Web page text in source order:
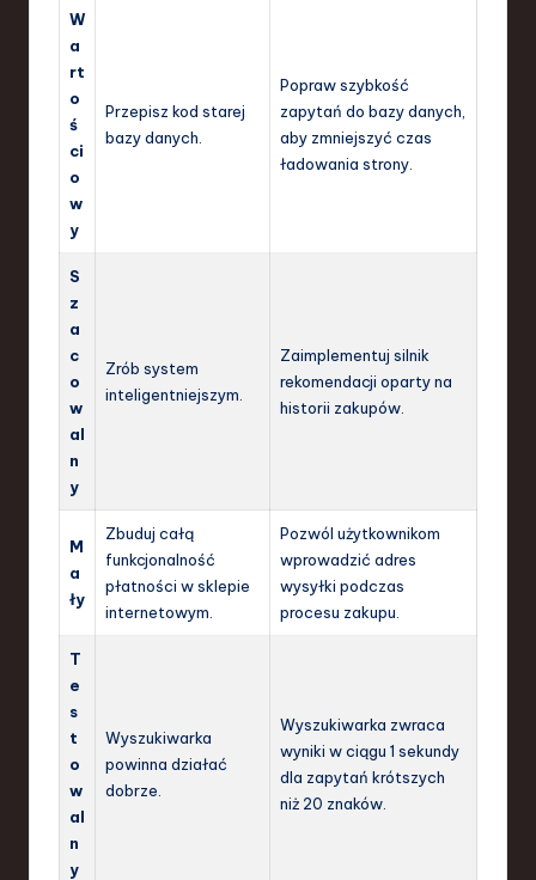
W
a
rt
o
ś
ci
o
w
y
Przepisz kod starej
bazy danych.
Popraw szybkość
zapytań do bazy danych,
aby zmniejszyć czas
ładowania strony.
S
z
a
c
o
w
al
n
y
Zrób system
inteligentniejszym.
Zaimplementuj silnik
rekomendacji oparty na
historii zakupów.
M
a
ły
Zbuduj całą
funkcjonalność
płatności w sklepie
internetowym.
Pozwól użytkownikom
wprowadzić adres
wysyłki podczas
procesu zakupu.
T
e
s
t
o
w
al
n
y
Wyszukiwarka
powinna działać
dobrze.
Wyszukiwarka zwraca
wyniki w ciągu 1 sekundy
dla zapytań krótszych
niż 20 znaków.